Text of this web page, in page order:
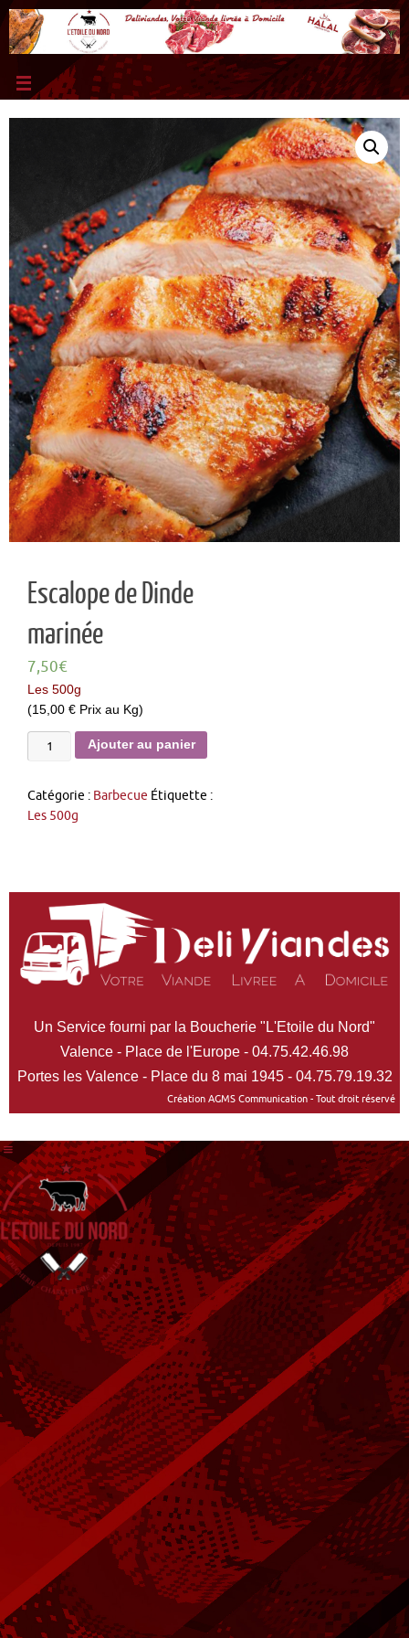
Escalope de Dinde
marinée
7,50€
Les 500g
(15,00 € Prix au Kg)
Ajouter au panier
Catégorie : Barbecue Étiquette :
Les 500g
Un Service fourni par la Boucherie "L'Etoile du Nord"
Valence - Place de l'Europe - 04.75.42.46.98
Portes les Valence - Place du 8 mai 1945 - 04.75.79.19.32
Création AGMS Communication - Tout droit réservé